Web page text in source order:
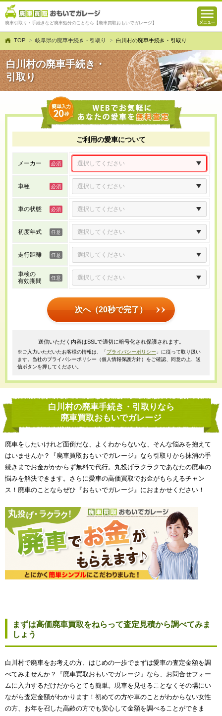
廃車引取り・手続きなど廃車処分のことなら【廃車買取おもいでガレージ】
TOP 岐阜県の廃車手続き・引取り 白川村の廃車手続き・引取り
白川村の廃車手続き・
引取り
ご利用の愛車について
メーカー
車種
車の状態
初度年式
走行距離
車検の
有効期間
次へ（20秒で完了）
送信いただく内容はSSLで適切に暗号化され保護されます。
※ご入力いただいたお客様の情報は、「プライバシーポリシー 」に従って取り扱い
ます。当社のプライバシーポリシー（個人情報保護方針）をご確認、同意の上、送
信ボタンを押してください。
白川村の廃車手続き・引取りなら
廃車買取おもいでガレージ
廃車をしたいけれど面倒だな、よくわからないな、そんな悩みを抱えて
はいませんか？『廃車買取おもいでガレージ』なら引取りから抹消の手
続きまでお金がかからず無料で代行。丸投げラクラクであなたの廃車の
悩みを解決できます。さらに愛車の高価買取でお金がもらえるチャン
ス！廃車のことならぜひ『おもいでガレージ』におまかせください！
まずは高価廃車買取をねらって査定見積から調べてみま
しょう
白川村で廃車をお考えの方、はじめの一歩でまずは愛車の査定金額を調
べてみませんか？『廃車買取おもいでガレージ』なら、お問合せフォー
ムに入力するだけだからとても簡単。現車を見せることなくその場にい
ながら査定金額がわかります！初めての方や車のことがわからない女性
の方、お年を召した高齢の方でも安心して金額を調べることができま